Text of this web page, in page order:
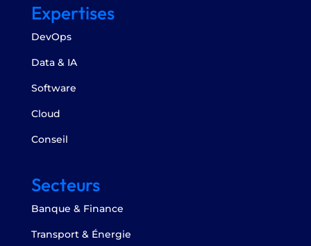
Expertises
DevOps
Data & IA
Software
Cloud
Conseil
Secteurs
Banque & Finance
Transport & Énergie